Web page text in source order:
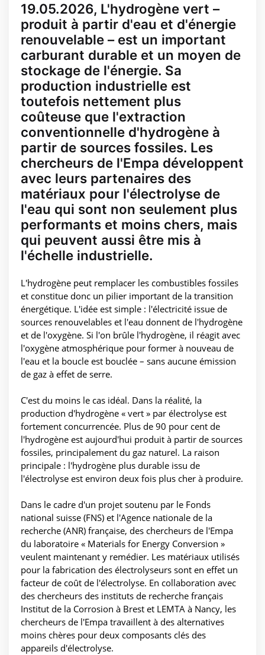
19.05.2026, L'hydrogène vert –
produit à partir d'eau et d'énergie
renouvelable – est un important
carburant durable et un moyen de
stockage de l'énergie. Sa
production industrielle est
toutefois nettement plus
coûteuse que l'extraction
conventionnelle d'hydrogène à
partir de sources fossiles. Les
chercheurs de l'Empa développent
avec leurs partenaires des
matériaux pour l'électrolyse de
l'eau qui sont non seulement plus
performants et moins chers, mais
qui peuvent aussi être mis à
l'échelle industrielle.
L'hydrogène peut remplacer les combustibles fossiles
et constitue donc un pilier important de la transition
énergétique. L'idée est simple : l'électricité issue de
sources renouvelables et l'eau donnent de l'hydrogène
et de l'oxygène. Si l'on brûle l'hydrogène, il réagit avec
l'oxygène atmosphérique pour former à nouveau de
l'eau et la boucle est bouclée – sans aucune émission
de gaz à effet de serre.
C'est du moins le cas idéal. Dans la réalité, la
production d'hydrogène « vert » par électrolyse est
fortement concurrencée. Plus de 90 pour cent de
l'hydrogène est aujourd'hui produit à partir de sources
fossiles, principalement du gaz naturel. La raison
principale : l'hydrogène plus durable issu de
l'électrolyse est environ deux fois plus cher à produire.
Dans le cadre d'un projet soutenu par le Fonds
national suisse (FNS) et l'Agence nationale de la
recherche (ANR) française, des chercheurs de l'Empa
du laboratoire « Materials for Energy Conversion »
veulent maintenant y remédier. Les matériaux utilisés
pour la fabrication des électrolyseurs sont en effet un
facteur de coût de l'électrolyse. En collaboration avec
des chercheurs des instituts de recherche français
Institut de la Corrosion à Brest et LEMTA à Nancy, les
chercheurs de l'Empa travaillent à des alternatives
moins chères pour deux composants clés des
appareils d'électrolyse.